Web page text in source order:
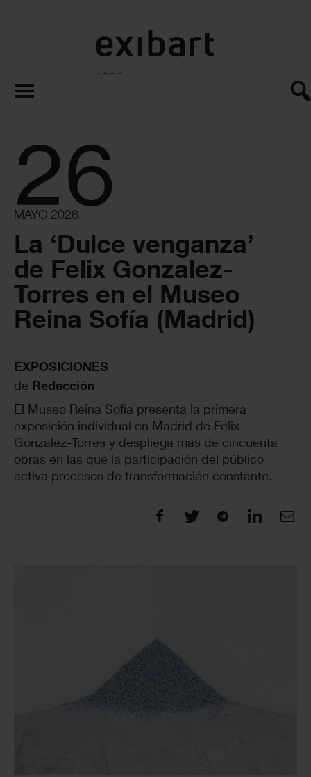
exibart.es
26
MAYO 2026
La ‘Dulce venganza’
de Felix Gonzalez-
Torres en el Museo
Reina Sofía (Madrid)
EXPOSICIONES
de Redacción
El Museo Reina Sofía presenta la primera
exposición individual en Madrid de Felix
Gonzalez-Torres y despliega más de cincuenta
obras en las que la participación del público
activa procesos de transformación constante.